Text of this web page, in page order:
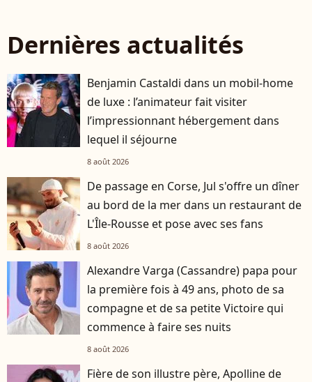
Dernières actualités
Benjamin Castaldi dans un mobil-home
de luxe : l’animateur fait visiter
l’impressionnant hébergement dans
lequel il séjourne
8 août 2026
De passage en Corse, Jul s'offre un dîner
au bord de la mer dans un restaurant de
L'Île-Rousse et pose avec ses fans
8 août 2026
Alexandre Varga (Cassandre) papa pour
la première fois à 49 ans, photo de sa
compagne et de sa petite Victoire qui
commence à faire ses nuits
8 août 2026
Fière de son illustre père, Apolline de